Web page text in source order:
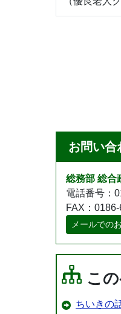
お問い合
総務部 総合
電話番号：
FAX：
メールでの
こ
ちいきの